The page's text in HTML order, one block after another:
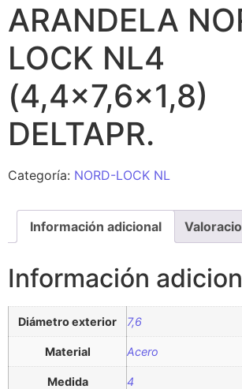
ARANDELA
LOCK NL4
(4,4×7,6×1,8)
DELTAPR.
Categoría: NORD-LOCK NL
Información adicional
Información
Diámetro exterior 7,6
Material Acero
Medida 4